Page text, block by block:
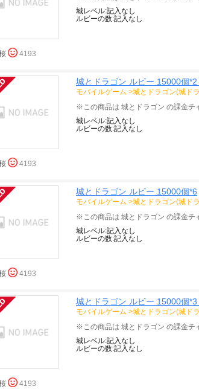
城レベル:記入なし
ルビーの数:記入なし
4193
城とドラゴン ルビー 15000個
モバイルゲーム >城とドラゴン(城ド
城レベル:記入なし
ルビーの数:記入なし
4193
城とドラゴン ルビー 15000個*6
モバイルゲーム >城とドラゴン(城ド
城レベル:記入なし
ルビーの数:記入なし
4193
城とドラゴン ルビー 15000個
モバイルゲーム >城とドラゴン(城ド
城レベル:記入なし
ルビーの数:記入なし
4193